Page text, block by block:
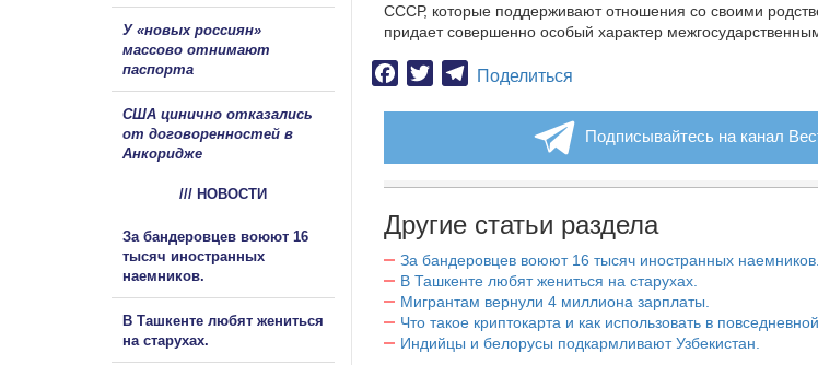
СССР, которые поддерживают отношения со своими
придает совершенно особый характер
Facebook
TwitterTelegram
Поделиться
Подписывайтесь на канал
Другие статьи раздела
За бандеровцев воюют 16 тысяч иностранных наемников.
В Ташкенте любят жениться на старухах.
Мигрантам вернули 4 миллиона зарплаты.
Что такое криптокарта и как использовать в
Индийцы и белорусы подкармливают Узбекистан.
У «новых россиян»
массово отнимают
паспорта
США цинично отказались
от договоренностей в
Анкоридже
/// НОВОСТИ
За бандеровцев воюют 16
тысяч иностранных
наемников.
В Ташкенте любят жениться
на старухах.